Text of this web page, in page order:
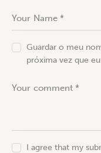
Guardar o meu
próxima vez que
I agree that my